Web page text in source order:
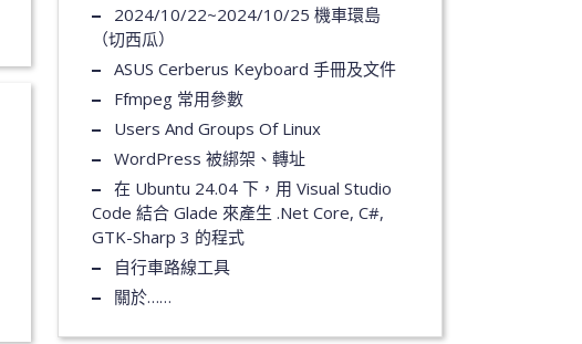
2024/10/22~2024/10/25 機車環島
（切西瓜）
ASUS Cerberus Keyboard 手冊及文件
Ffmpeg 常用參數
Users And Groups Of Linux
WordPress 被綁架、轉址
在 Ubuntu 24.04 下，用 Visual Studio
Code 結合 Glade 來產生 .Net Core, C#,
GTK-Sharp 3 的程式
自行車路線工具
關於……